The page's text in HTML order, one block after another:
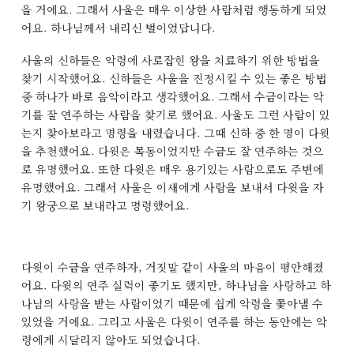
을 거에요. 그래서 사울은 매우 이상한 사람처럼 행동하게 되었
어요. 하나님께서 내리신 벌이었답니다.
사울의 신하들은 악령에 사로잡힌 왕을 치료하기 위한 방법을
찾기 시작했어요. 신하들은 사울을 진정시킬 수 있는 좋은 방법
중 하나가 바로 음악이라고 생각했어요. 그래서 수금이라는 악
기를 잘 연주하는 사람을 찾기로 했어요. 사울도 그런 사람이 있
는지 찾아보라고 명령을 내렸습니다. 그때 신하 중 한 명이 다윗
을 추천했어요. 다윗은 목동이었지만 수금도 잘 연주하는 것으
로 유명했어요. 또한 다윗은 매우 용기있는 사람으로도 주변에
유명했어요. 그래서 사울은 이새에게 사람을 보내서 다윗을 자
기 왕궁으로 보내라고 명령했어요.
다윗이 수금을 연주하자, 거짓말 같이 사울의 마음이 평안해졌
어요. 다윗의 연주 실력이 좋기도 했지만, 하나님을 사랑하고 하
나님의 사랑을 받는 사람이었기 때문에 쉽게 악령을 쫓아낼 수
있었을 거에요. 그리고 사울은 다윗이 연주를 하는 동안에는 악
령에게 시달리지 않아도 되었습니다.